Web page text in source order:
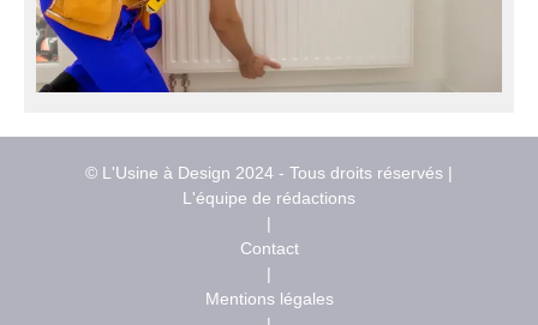
© L'Usine à Design 2024 - Tous droits réservés |
L'équipe de rédactions
|
Contact
|
Mentions légales